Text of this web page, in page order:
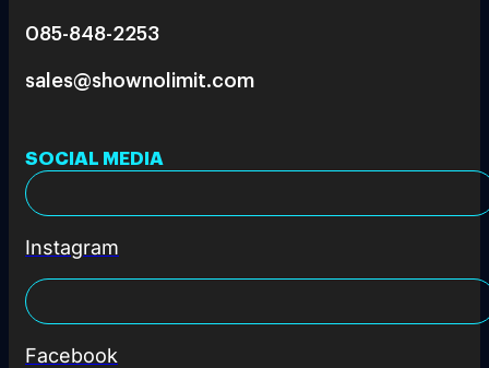
085-848-2253
sales@shownolimit.com
SOCIAL MEDIA
Instagram
Facebook